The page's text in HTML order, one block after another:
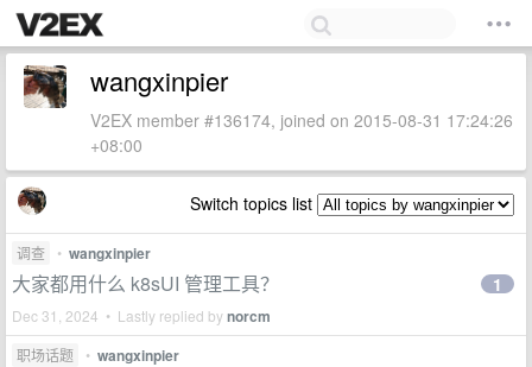
wangxinpier
V2EX member #136174, joined on 2015-08-31 17:24:26
+08:00
Switch topics list
调查 • wangxinpier
大家都用什么 k8sUI 管理工具？
Dec 31, 2024 • Lastly replied bynorcm
1
职场话题 • wangxinpier